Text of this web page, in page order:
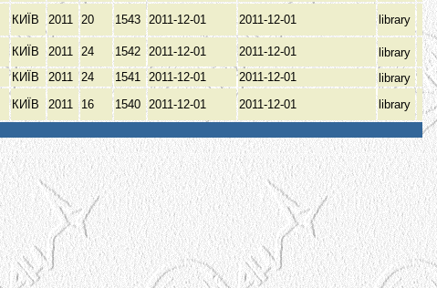
КИЇВ 2011 20 1543 2011-12-01 2011-12-01 library
КИЇВ 2011 24 1542 2011-12-01 2011-12-01
library
КИЇВ 2011 24 1541 2011-12-01 2011-12-01
library
КИЇВ 2011 16 1540 2011-12-01 2011-12-01
library